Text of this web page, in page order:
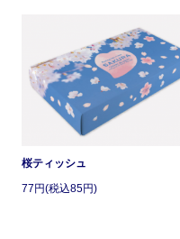
桜ティッシュ
77円(税込85円)